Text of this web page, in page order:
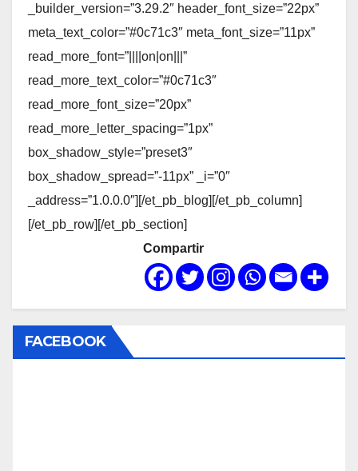
_builder_version=”3.29.2″ header_font_size=”22px”
meta_text_color=”#0c71c3″ meta_font_size=”11px”
read_more_font=”||||on|on|||”
read_more_text_color=”#0c71c3″
read_more_font_size=”20px”
read_more_letter_spacing=”1px”
box_shadow_style=”preset3″
box_shadow_spread=”-11px” _i=”0″
_address=”1.0.0.0″][/et_pb_blog][/et_pb_column]
[/et_pb_row][/et_pb_section]
Compartir
FACEBOOK